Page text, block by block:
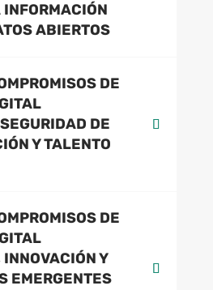
ABIERTOS
DE
DE
Y TALENTO
DE
Y
EMERGENTES